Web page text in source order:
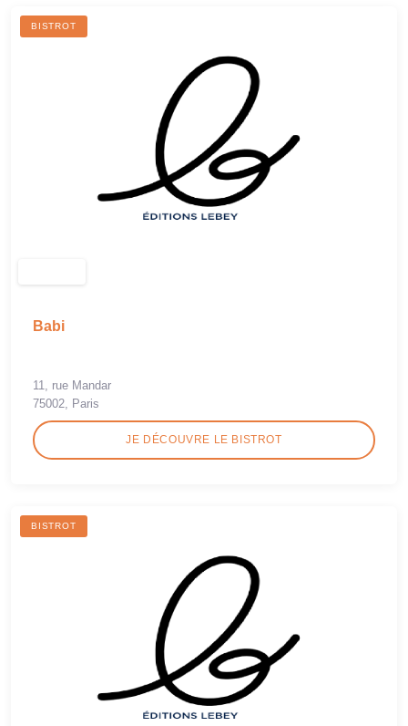
BISTROT
Babi
11, rue Mandar
75002, Paris
JE DÉCOUVRE LE BISTROT
BISTROT